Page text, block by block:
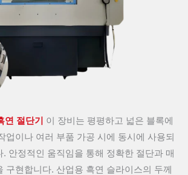
연 절단기
이 장비는 평평하고 넓은 블록에
업이나 여러 부품 가공 시에 동시에 사용되
. 안정적인 움직임을 통해 정확한 절단과 매
구현합니다. 산업용 흑연 슬라이스의 두께